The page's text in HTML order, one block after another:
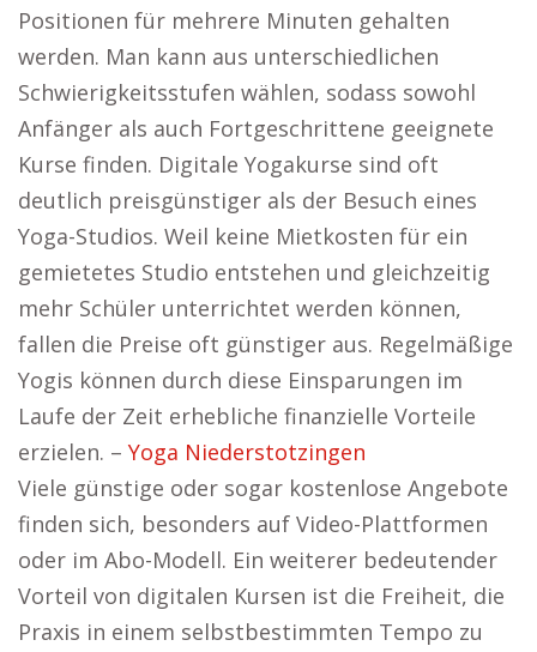
Positionen für mehrere Minuten gehalten
werden. Man kann aus unterschiedlichen
Schwierigkeitsstufen wählen, sodass sowohl
Anfänger als auch Fortgeschrittene geeignete
Kurse finden. Digitale Yogakurse sind oft
deutlich preisgünstiger als der Besuch eines
Yoga-Studios. Weil keine Mietkosten für ein
gemietetes Studio entstehen und gleichzeitig
mehr Schüler unterrichtet werden können,
fallen die Preise oft günstiger aus. Regelmäßige
Yogis können durch diese Einsparungen im
Laufe der Zeit erhebliche finanzielle Vorteile
erzielen. – Yoga Niederstotzingen
Viele günstige oder sogar kostenlose Angebote
finden sich, besonders auf Video-Plattformen
oder im Abo-Modell. Ein weiterer bedeutender
Vorteil von digitalen Kursen ist die Freiheit, die
Praxis in einem selbstbestimmten Tempo zu